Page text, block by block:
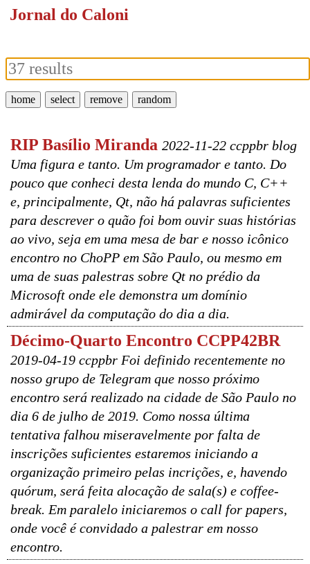
Jornal do Caloni
home select remove random
RIP Basílio Miranda 2022-11-22 ccppbr blog
Uma figura e tanto. Um programador e tanto. Do
pouco que conheci desta lenda do mundo C, C++
e, principalmente, Qt, não há palavras suficientes
para descrever o quão foi bom ouvir suas histórias
ao vivo, seja em uma mesa de bar e nosso icônico
encontro no ChoPP em São Paulo, ou mesmo em
uma de suas palestras sobre Qt no prédio da
Microsoft onde ele demonstra um domínio
admirável da computação do dia a dia.
Décimo-Quarto Encontro CCPP42BR
2019-04-19 ccppbr Foi definido recentemente no
nosso grupo de Telegram que nosso próximo
encontro será realizado na cidade de São Paulo no
dia 6 de julho de 2019. Como nossa última
tentativa falhou miseravelmente por falta de
inscrições suficientes estaremos iniciando a
organização primeiro pelas incrições, e, havendo
quórum, será feita alocação de sala(s) e coffee-
break. Em paralelo iniciaremos o call for papers,
onde você é convidado a palestrar em nosso
encontro.